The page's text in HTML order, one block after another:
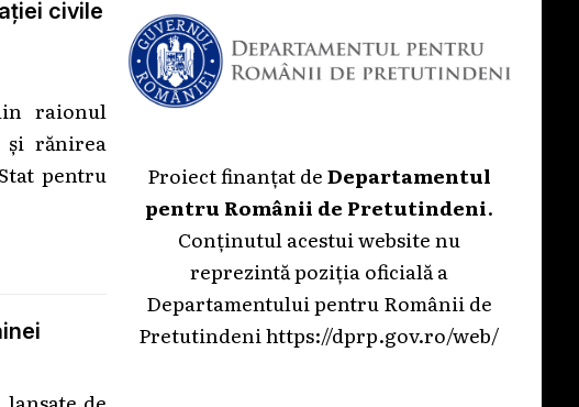
civile
raionul
și rănirea
pentru
de
Proiect finanțat deDepartamentul
pentru Românii de Pretutindeni.
Conținutul acestui website nu
reprezintă poziția oficială a
Departamentului pentru Românii de
Pretutindenihttps://dprp.gov.ro/web/